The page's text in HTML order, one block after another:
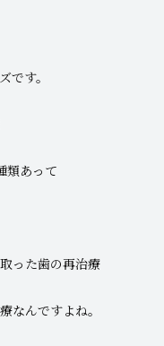
です。
類あって
った歯の再治療
なんですよね。